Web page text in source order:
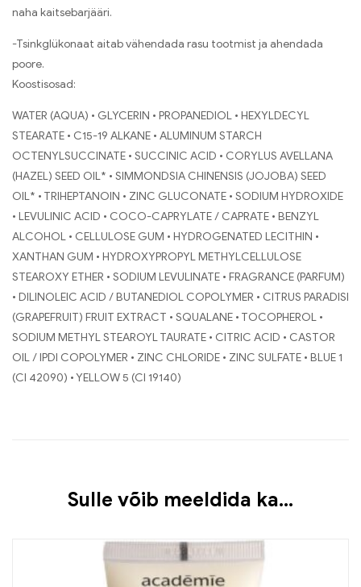
naha kaitsebarjääri.
-Tsinkglükonaat aitab vähendada rasu tootmist ja ahendada
poore.
Koostisosad:
WATER (AQUA) • GLYCERIN • PROPANEDIOL • HEXYLDECYL
STEARATE • C15-19 ALKANE • ALUMINUM STARCH
OCTENYLSUCCINATE • SUCCINIC ACID • CORYLUS AVELLANA
(HAZEL) SEED OIL* • SIMMONDSIA CHINENSIS (JOJOBA) SEED
OIL* • TRIHEPTANOIN • ZINC GLUCONATE • SODIUM HYDROXIDE
• LEVULINIC ACID • COCO-CAPRYLATE / CAPRATE • BENZYL
ALCOHOL • CELLULOSE GUM • HYDROGENATED LECITHIN •
XANTHAN GUM • HYDROXYPROPYL METHYLCELLULOSE
STEAROXY ETHER • SODIUM LEVULINATE • FRAGRANCE (PARFUM)
• DILINOLEIC ACID / BUTANEDIOL COPOLYMER • CITRUS PARADISI
(GRAPEFRUIT) FRUIT EXTRACT • SQUALANE • TOCOPHEROL •
SODIUM METHYL STEAROYL TAURATE • CITRIC ACID • CASTOR
OIL / IPDI COPOLYMER • ZINC CHLORIDE • ZINC SULFATE • BLUE 1
(CI 42090) • YELLOW 5 (CI 19140)
Sulle võib meeldida ka…